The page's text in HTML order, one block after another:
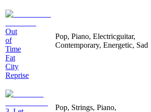
Out
of
Time
Fat
City
Reprise
Pop, Piano, Electricguitar,
Contemporary, Energetic, Sad
Pop, Strings, Piano,